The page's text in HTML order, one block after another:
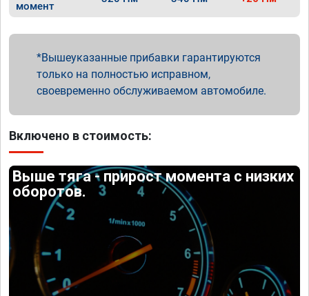
момент
Вышеуказанные прибавки гарантируются
только на полностью исправном,
своевременно обслуживаемом автомобиле.
Включено в стоимость:
Выше тяга - прирост момента с низких
оборотов.